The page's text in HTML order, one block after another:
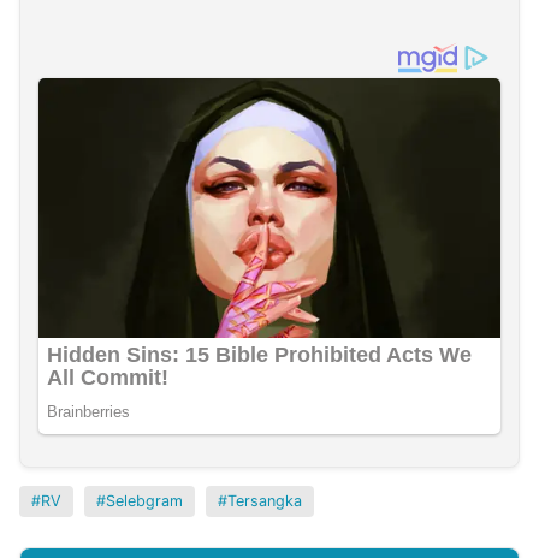
RV Selebgram Tersangka